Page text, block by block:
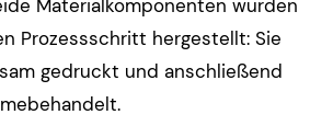
Materialkomponenten wurden
Prozessschritt hergestellt: Sie
gedruckt und anschließend